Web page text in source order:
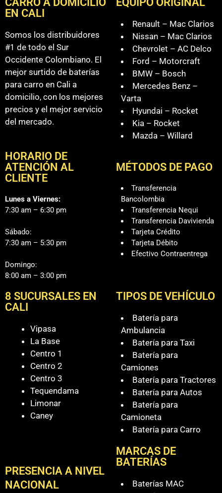
EN CALI
Somos los distribuidores
#1 de todo el Sur
Occidente Colombiano. El
mejor surtido de baterías
para carro en Cali a
domicilio, con los mejores
precios y el mejor servicio
del mercado.
HORARIO DE
ATENCIÓN AL
CLIENTE
Lunes a Viernes:
7:30 am – 6:30 pm
Sábado:
7:30 am – 5:30 pm
Domingo:
8:00 am – 3:00 pm
Renault – Mac Clarios
Nissan – Mac Clarios
Chevrolet – AC Delco
Ford – Motorcraft
BMW – Bosch
Mercedes Benz –
Varta
Hyundai – Rocket
Kia – Rocket
Mazda – Willard
MÉTODOS DE PAGO
Transferencia
Bancolombia
Transferencia Nequi
Transferencia Davivienda
Tarjeta Crédito
Tarjeta Débito
Efectivo Contraentrega
8 SUCURSALES EN
CALI
Vipasa
La Base
Centro 1
Centro 2
Centro 3
Tequendama
Limonar
Caney
PRESENCIA A NIVEL
NACIONAL
TIPOS DE VEHÍCULO
Batería para
Ambulancia
Batería para Taxi
Batería para
Camiones
Batería para Tractores
Batería para Autos
Batería para
Camioneta
Batería para Carro
MARCAS DE
BATERÍAS
Baterías MAC